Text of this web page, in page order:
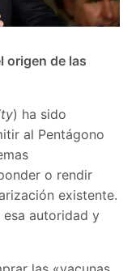
origen de las
) ha sido
al Pentágono
o rendir
existente.
esa autoridad y